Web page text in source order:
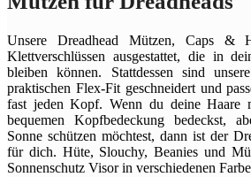
Unsere Dreadhead Mützen, Caps
Klettverschlüssen ausgestattet, die in
bleiben können. Stattdessen sind
praktischen Flex-Fit geschneidert und
fast jeden Kopf. Wenn du deine Haare
bequemen Kopfbedeckung bedeckst,
Sonne schützen möchtest, dann ist der
für dich. Hüte, Slouchy, Beanies und
Sonnenschutz Visor in verschiedenen